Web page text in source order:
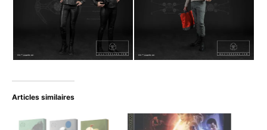
Articles similaires